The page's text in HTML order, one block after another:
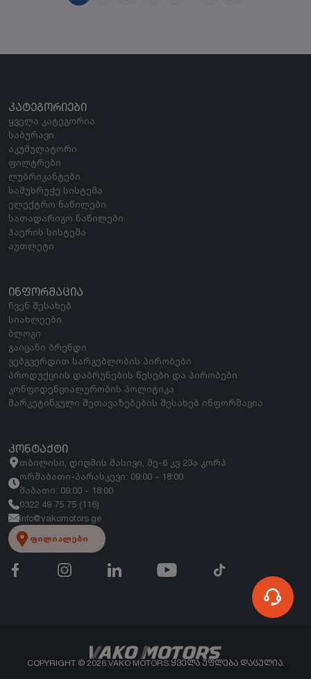
ᲙᲐᲢᲔᲒᲝᲠᲘᲔᲑᲘ
ყველა კატეგორია
საბურავი
აკუმულატორი
ფილტრები
ლუბრიკანტები
სამუხრუჭე სისტემა
ელექტრო ნაწილები
სათადარიგო ნაწილები
ჰაერის სისტემა
აუთლეტი
ᲘᲜᲤᲝᲠᲛᲐᲪᲘᲐ
ჩვენ შესახებ
სიახლეები
ბლოგი
გაიცანი ბრენდი
ვებგვერდით სარგებლობის პირობები
პროდუქციის დაბრუნების წესები და პირობები
კონფიდენციალურობის პოლიტიკა
მარკეტინგული შეთავაზებების შესახებ ინფორმაცია
ᲙᲝᲜᲢᲐᲥᲢᲘ
თბილისი, დიღმის მასივი, მე-6 კვ 23ა კორპ
ორშაბათი-პარასკევი: 09:00 - 18:00
შაბათი: 09:00 - 18:00
0322 49 75 75 (116)
info@vakomotors.ge
ფილიალები
COPYRIGHT © 2026VAKO MOTORS.ᲧᲕᲔᲚᲐ ᲣᲤᲚᲔᲑᲐ ᲓᲐᲪᲣᲚᲘᲐ.